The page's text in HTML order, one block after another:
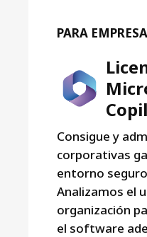
PARA
Consigue y
corporativas
entorno
Analizamos el
organización
el software